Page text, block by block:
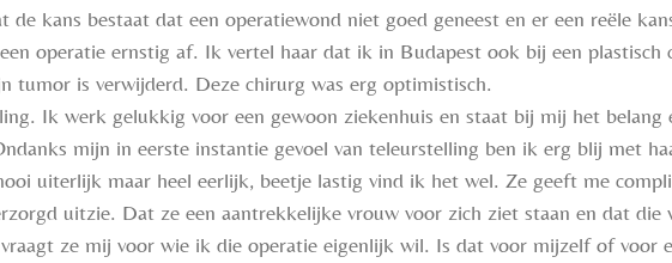
kans bestaat dat een operatiewond niet goed geneest en er een reële
operatie ernstig af. Ik vertel haar dat ik in Budapest ook bij een plastisch
tumor is verwijderd. Deze chirurg was erg optimistisch.
Ik werk gelukkig voor een gewoon ziekenhuis en staat bij mij het belang
mijn in eerste instantie gevoel van teleurstelling ben ik erg blij met
uiterlijk maar heel eerlijk, beetje lastig vind ik het wel. Ze geeft me
uitzie. Dat ze een aantrekkelijke vrouw voor zich ziet staan en dat die
ze mij voor wie ik die operatie eigenlijk wil. Is dat voor mijzelf of voor